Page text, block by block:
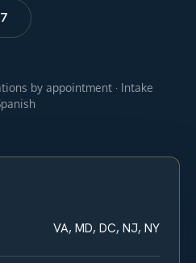
by appointment · Intake
VA, MD, DC, NJ, NY